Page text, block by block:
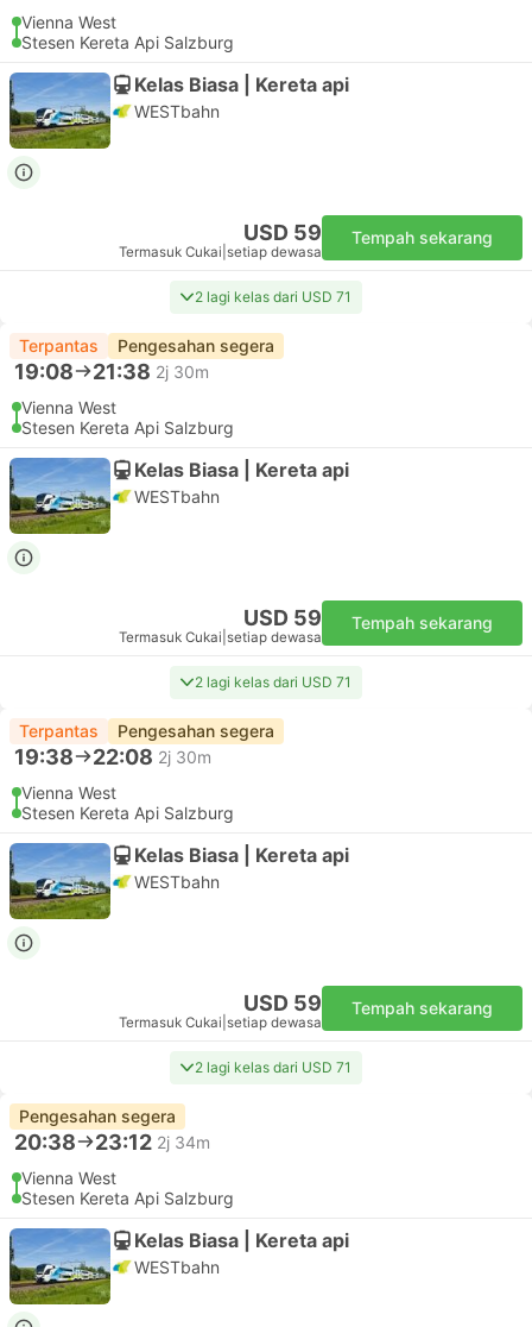
Vienna West
Stesen Kereta Api Salzburg
Kelas Biasa | Kereta api
WESTbahn
USD 59
Termasuk Cukai setiap dewasa
Tempah sekarang
2 lagi kelas dari USD 71
Terpantas Pengesahan segera
19:08 21:38 2j 30m
Vienna West
Stesen Kereta Api Salzburg
Kelas Biasa | Kereta api
WESTbahn
USD 59
Termasuk Cukai setiap dewasa
Tempah sekarang
2 lagi kelas dari USD 71
Terpantas Pengesahan segera
19:38 22:08 2j 30m
Vienna West
Stesen Kereta Api Salzburg
Kelas Biasa | Kereta api
WESTbahn
USD 59
Termasuk Cukai setiap dewasa
Tempah sekarang
2 lagi kelas dari USD 71
Pengesahan segera
20:38 23:12 2j 34m
Vienna West
Stesen Kereta Api Salzburg
Kelas Biasa | Kereta api
WESTbahn